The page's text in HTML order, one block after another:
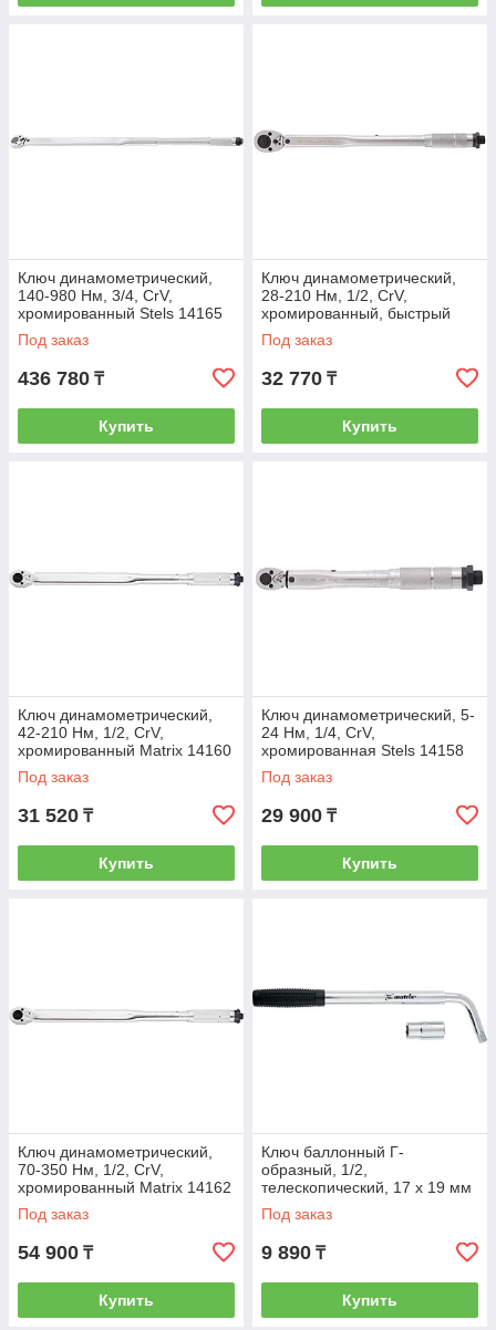
Ключ динамометрический,
140-980 Нм, 3/4, CrV,
хромированный Stels 14165
Под заказ
436 780 ₸
Купить
Ключ динамометрический,
28-210 Нм, 1/2, CrV,
хромированный, быстрый
сброс Stels 14159
Под заказ
32 770 ₸
Купить
Ключ динамометрический,
42-210 Нм, 1/2, CrV,
хромированный Matrix 14160
Под заказ
31 520 ₸
Купить
Ключ динамометрический, 5-
24 Нм, 1/4, CrV,
хромированная Stels 14158
Под заказ
29 900 ₸
Купить
Ключ динамометрический,
70-350 Нм, 1/2, CrV,
хромированный Matrix 14162
Под заказ
54 900 ₸
Купить
Ключ баллонный Г-
образный, 1/2,
телескопический, 17 х 19 мм
Matrix 14237
Под заказ
9 890 ₸
Купить